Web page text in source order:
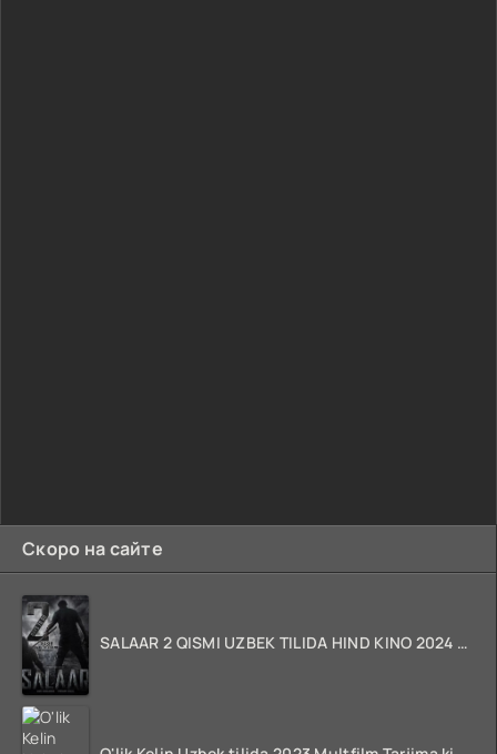
Скоро на сайте
SALAAR 2 QISMI UZBEK TILIDA HIND KINO 2024 TARJIMA 720p HD Skachat